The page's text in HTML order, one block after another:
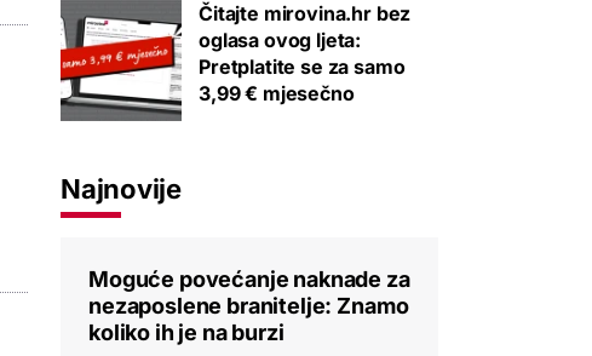
Čitajte mirovina.hr bez
oglasa ovog ljeta:
Pretplatite se za samo
3,99 € mjesečno
Najnovije
Moguće povećanje naknade za
nezaposlene branitelje: Znamo
koliko ih je na burzi